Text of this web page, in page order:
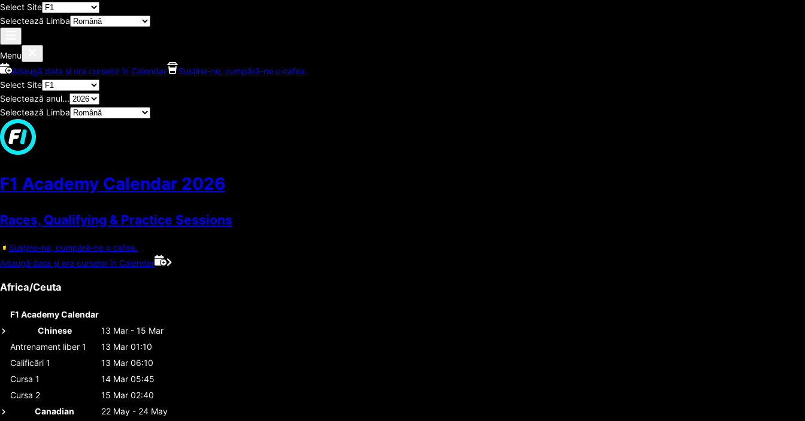
Select Site
Selectează Limba
Menu
Adaugă data și ora curselor în Calendar
Susține-ne, cumpără-ne o cafea.
Select Site
Selectează anul...
Selectează Limba
F1 Academy Calendar 2026
Races, Qualifying & Practice Sessions
Susține-ne, cumpără-ne o cafea.
Adaugă data și ora curselor în Calendar
Africa/Ceuta
F1 Academy Calendar
Chinese
13 Mar - 15 Mar
Antrenament liber 1
13 Mar 01:10
Calificări 1
13 Mar 06:10
Cursa 1
14 Mar 05:45
Cursa 2
15 Mar 02:40
Canadian
22 May - 24 May